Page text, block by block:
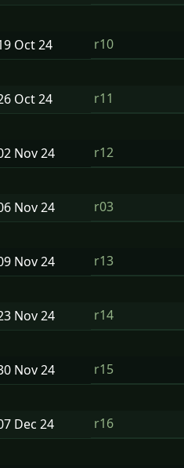
Oct24 r10
Oct24 r11
Nov24 r12
Nov24 r03
Nov24 r13
Nov24 r14
Nov24 r15
Dec 24 r16